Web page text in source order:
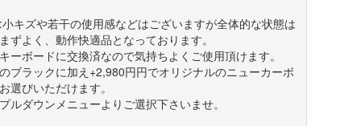
小キズや若干の使用感などはございますが全体的な状態は
ずよく、動作快適品となっております。
ーボードに交換済なので気持ちよくご使用頂けます。
ブラックに加え+2,980円円でオリジナルのニューカーボ
選びいただけます。
ルダウンメニューよりご選択下さいませ。